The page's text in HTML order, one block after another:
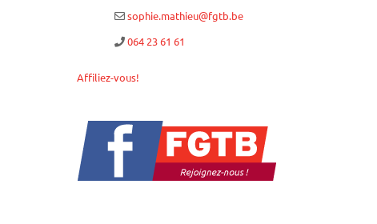
sophie.mathieu@fgtb.be
064 23 61 61
Affiliez-vous!